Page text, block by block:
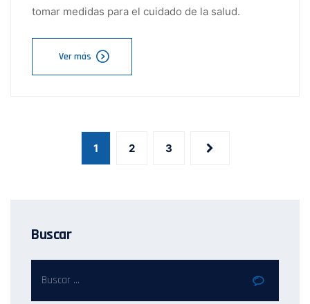
tomar medidas para el cuidado de la salud.
Ver más
1 2 3
Buscar